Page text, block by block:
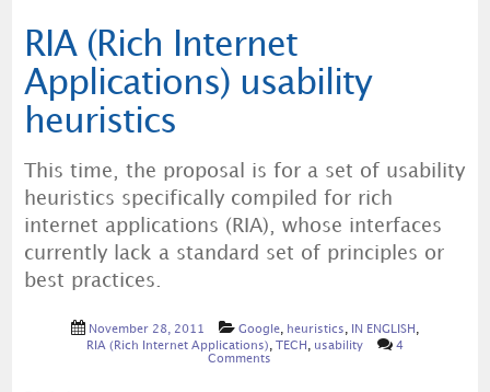
RIA (Rich Internet
Applications) usability
heuristics
This time, the proposal is for a set of usability
heuristics specifically compiled for rich
internet applications (RIA), whose interfaces
currently lack a standard set of principles or
best practices.
November 28, 2011 Google heuristics IN ENGLISH
RIA (Rich Internet Applications)
TECH usability
4
Comments